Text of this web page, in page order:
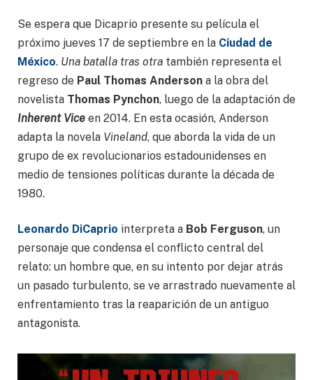
Se espera que Dicaprio presente su película el
próximo jueves 17 de septiembre en la Ciudad de
México. Una batalla tras otra también representa el
regreso de Paul Thomas Anderson a la obra del
novelista Thomas Pynchon, luego de la adaptación de
Inherent Vice en 2014. En esta ocasión, Anderson
adapta la novela Vineland, que aborda la vida de un
grupo de ex revolucionarios estadounidenses en
medio de tensiones políticas durante la década de
1980.
Leonardo DiCaprio interpreta a Bob Ferguson, un
personaje que condensa el conflicto central del
relato: un hombre que, en su intento por dejar atrás
un pasado turbulento, se ve arrastrado nuevamente al
enfrentamiento tras la reaparición de un antiguo
antagonista.